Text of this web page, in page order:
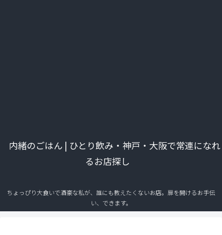
内緒のごはん | ひとり飲み・神戸・大阪で常連になれ
るお店探し
ちょっぴり大食いで酒豪な私が、誰にも教えたくないお店。扉を開けるお手伝
い、できます。